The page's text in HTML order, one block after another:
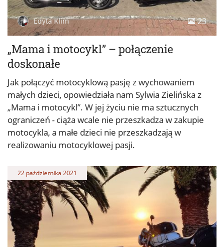
„Mama i motocykl” – połączenie
doskonałe
Edyta Klim 23
Jak połączyć motocyklową pasję z wychowaniem
małych dzieci, opowiedziała nam Sylwia Zielińska z
„Mama i motocykl”. W jej życiu nie ma sztucznych
ograniczeń - ciąża wcale nie przeszkadza w zakupie
motocykla, a małe dzieci nie przeszkadzają w
realizowaniu motocyklowej pasji.
22 października 2021